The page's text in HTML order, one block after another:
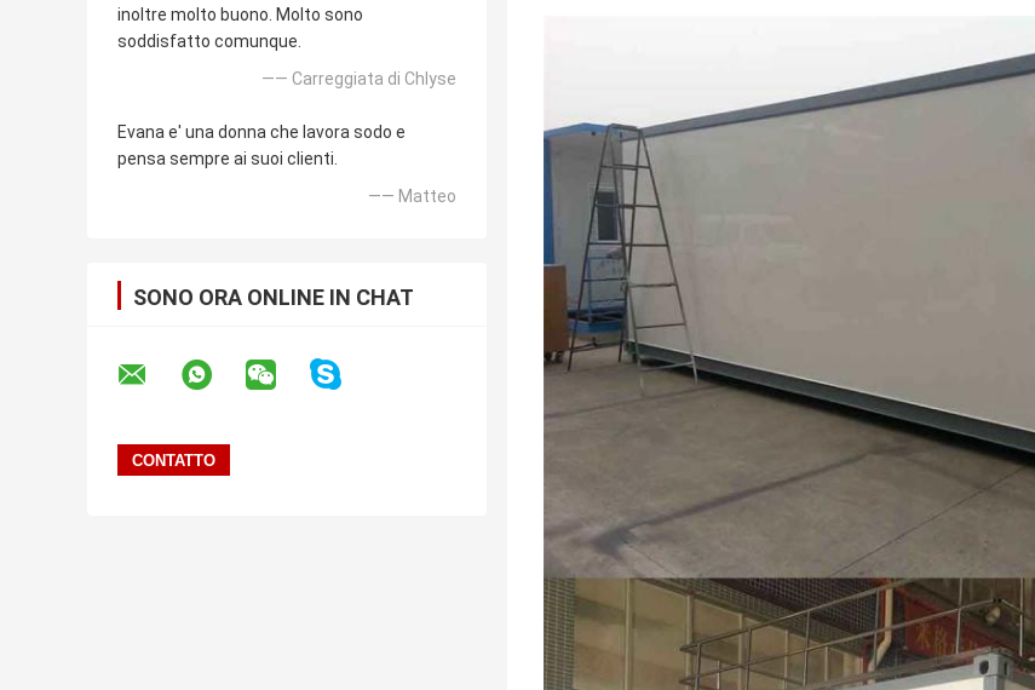
inoltre molto buono. Molto sono
soddisfatto comunque.
—— Carreggiata di Chlyse
Evana e' una donna che lavora sodo e
pensa sempre ai suoi clienti.
—— Matteo
SONO ORA ONLINE IN CHAT